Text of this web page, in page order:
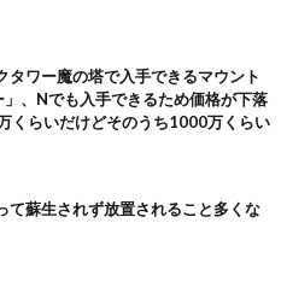
タワー魔の塔で入手できるマウント
」、Nでも入手できるため価格が下落
くらいだけどそのうち1000万くらい
て蘇生されず放置されること多くな